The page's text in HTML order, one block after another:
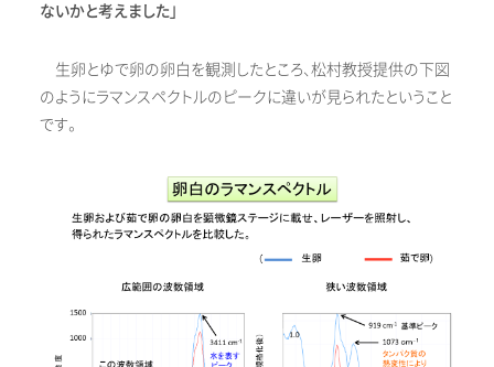
ないかと考えました」
生卵とゆで卵の卵白を観測したところ、松村教授提供の下図
のようにラマンスペクトルのピークに違いが見られたということ
です。